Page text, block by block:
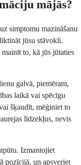
mājās?
simptomu mazināšanu
jūsu stāvokli.
to, kā jūs jūtaties
galvā, piemēram,
laikā vai spēcīgu
šķaudīt, mēģiniet to
līdzekļus, nevis
Izmantojiet
pozīcijā, un apsveriet